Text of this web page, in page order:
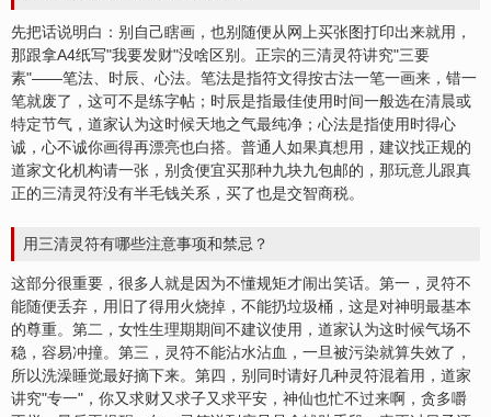
先把话说明白：别自己瞎画，也别随便从网上买张图打印出来就用，
那跟拿A4纸写"我要发财"没啥区别。正宗的三清灵符讲究"三要
素"——笔法、时辰、心法。笔法是指符文得按古法一笔一画来，错一
笔就废了，这可不是练字帖；时辰是指最佳使用时间一般选在清晨或
特定节气，道家认为这时候天地之气最纯净；心法是指使用时得心
诚，心不诚你画得再漂亮也白搭。普通人如果真想用，建议找正规的
道家文化机构请一张，别贪便宜买那种九块九包邮的，那玩意儿跟真
正的三清灵符没有半毛钱关系，买了也是交智商税。
用三清灵符有哪些注意事项和禁忌？
这部分很重要，很多人就是因为不懂规矩才闹出笑话。第一，灵符不
能随便丢弃，用旧了得用火烧掉，不能扔垃圾桶，这是对神明最基本
的尊重。第二，女性生理期期间不建议使用，道家认为这时候气场不
稳，容易冲撞。第三，灵符不能沾水沾血，一旦被污染就算失效了，
所以洗澡睡觉最好摘下来。第四，别同时请好几种灵符混着用，道家
讲究"专一"，你又求财又求子又求平安，神仙也忙不过来啊，贪多嚼